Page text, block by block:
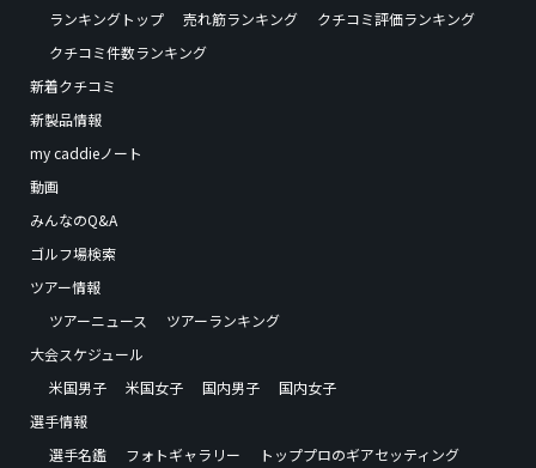
ランキングトップ
売れ筋ランキング
クチコミ評価ランキング
クチコミ件数ランキング
新着クチコミ
新製品情報
my caddieノート
動画
みんなのQ&A
ゴルフ場検索
ツアー情報
ツアーニュース
ツアーランキング
大会スケジュール
米国男子
米国女子 国内男子
国内女子
選手情報
選手名鑑
フォトギャラリー トッププロのギアセッティング